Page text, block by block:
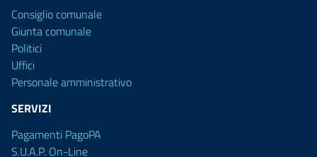
Consiglio comunale
Giunta comunale
Politici
Uffici
Personale amministrativo
SERVIZI
Pagamenti PagoPA
S.U.A.P. On-Line